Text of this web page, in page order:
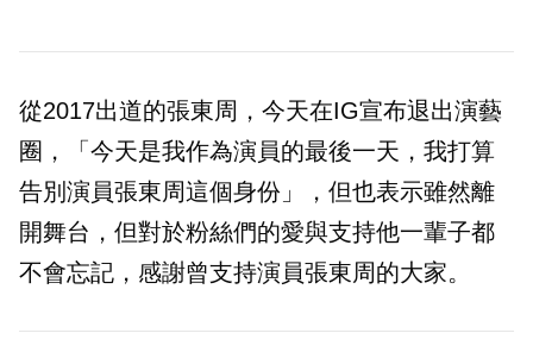
從2017出道的張東周，今天在IG宣布退出演藝
圈，「今天是我作為演員的最後一天，我打算
告別演員張東周這個身份」，但也表示雖然離
開舞台，但對於粉絲們的愛與支持他一輩子都
不會忘記，感謝曾支持演員張東周的大家。